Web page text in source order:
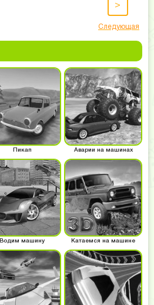
>
Следующая
Пикап Аварии на машинах
Водим машину Катаемся на машине